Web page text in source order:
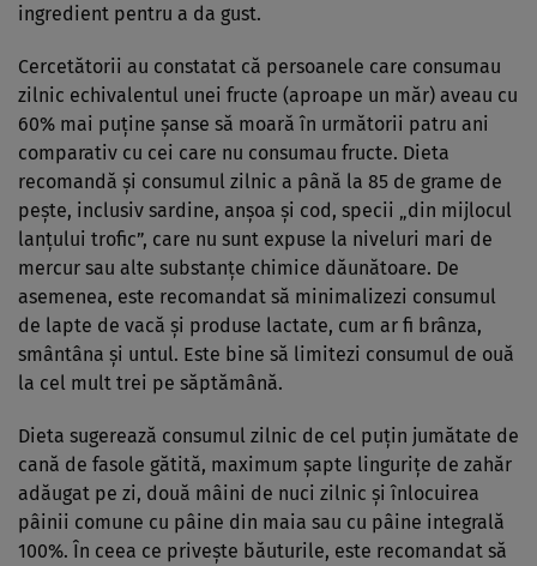
ingredient pentru a da gust.
Cercetătorii au constatat că persoanele care consumau
zilnic echivalentul unei fructe (aproape un măr) aveau cu
60% mai puține șanse să moară în următorii patru ani
comparativ cu cei care nu consumau fructe. Dieta
recomandă și consumul zilnic a până la 85 de grame de
pește, inclusiv sardine, anșoa și cod, specii „din mijlocul
lanțului trofic”, care nu sunt expuse la niveluri mari de
mercur sau alte substanțe chimice dăunătoare. De
asemenea, este recomandat să minimalizezi consumul
de lapte de vacă și produse lactate, cum ar fi brânza,
smântâna și untul. Este bine să limitezi consumul de ouă
la cel mult trei pe săptămână.
Dieta sugerează consumul zilnic de cel puțin jumătate de
cană de fasole gătită, maximum șapte lingurițe de zahăr
adăugat pe zi, două mâini de nuci zilnic și înlocuirea
pâinii comune cu pâine din maia sau cu pâine integrală
100%. În ceea ce privește băuturile, este recomandat să